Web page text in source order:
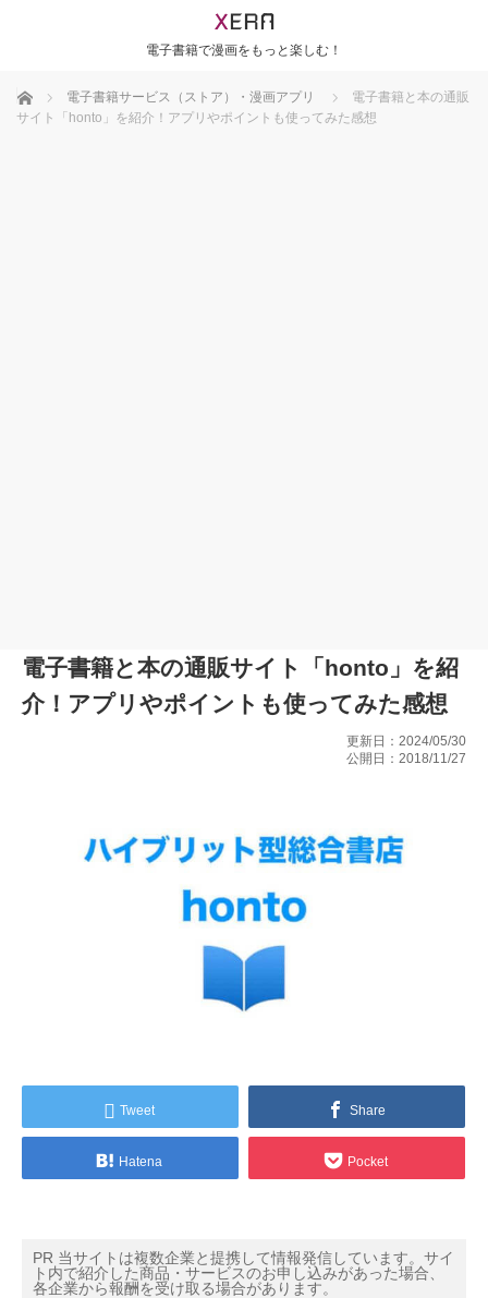
電子書籍で漫画をもっと楽しむ！
ホーム 電子書籍サービス（ストア）・漫画アプリ
電子書籍と本の通販
サイト「honto」を紹介！アプリやポイントも使ってみた感想
電子書籍と本の通販サイト「honto」を紹
介！アプリやポイントも使ってみた感想
更新日：2024/05/30
公開日：2018/11/27
Tweet Share
Hatena Pocket
PR 当サイトは複数企業と提携して情報発信しています。サイ
ト内で紹介した商品・サービスのお申し込みがあった場合、
各企業から報酬を受け取る場合があります。